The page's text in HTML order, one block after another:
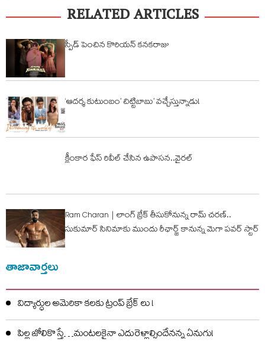
RELATED ARTICLES
స్పీడ్ పెంచిన కొరియన్ కనకరాజు
‘ఆదర్శ కుటుంబం’ చిట్టిబాబు’ వచ్చేస్తున్నాడు!
క్లీంకార ఫేస్‌ రివీల్‌ చేసిన ఉపాసన..వైరల్
Ram Charan | లాంగ్ బ్రేక్ తీసుకోనున్న రామ్ చ‌ర‌ణ్‌..
సుకుమార్ సినిమాకు ముందు రీఛార్జ్ కానున్న మెగా పవర్ స్టార్
తాజావార్తలు
విద్యార్ధుల అమెరికా కలకు ట్రంప్ బ్రేక్ లు !
పిల్ల జోలికొస్తే…మంటలకైనా ఎదురెళ్లాల్సిందేనన్న ఏనుగు!